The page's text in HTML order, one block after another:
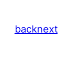
backnext